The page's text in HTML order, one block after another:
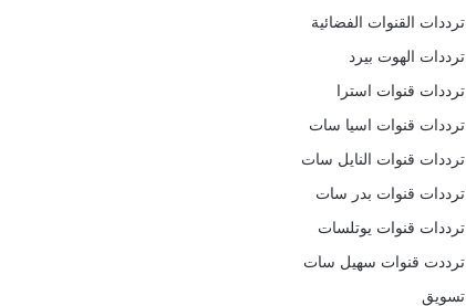
ترددات القنوات الفضائية
ترددات الهوت بيرد
ترددات قنوات استرا
ترددات قنوات اسيا سات
ترددات قنوات النايل سات
ترددات قنوات بدر سات
ترددات قنوات يوتلسات
ترددت قنوات سهيل سات
تسويق